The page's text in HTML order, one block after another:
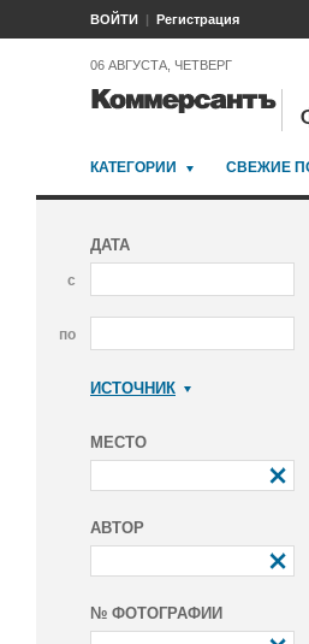
ВОЙТИ Регистрация
06 АВГУСТА, ЧЕТВЕРГ
КАТЕГОРИИ СВЕЖИЕ
ДАТА
с
по
ИСТОЧНИК
МЕСТО
АВТОР
№ ФОТОГРАФИИ